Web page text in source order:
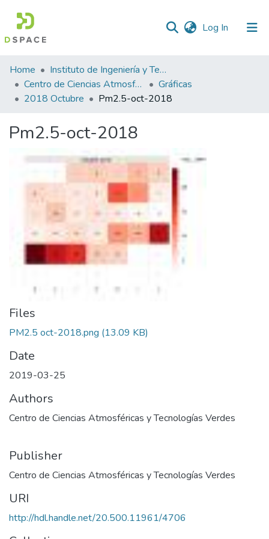
Log In (current)
Statistics
Home
Instituto de Ingeniería y Tecnología
Centro de Ciencias Atmosféricas y Tecnologías Verdes
Gráficas
2018 Octubre
Pm2.5-oct-2018
Pm2.5-oct-2018
Files
PM2.5 oct-2018.png (13.09 KB)
Date
2019-03-25
Authors
Centro de Ciencias Atmosféricas y Tecnologías Verdes
Publisher
Centro de Ciencias Atmosféricas y Tecnologías Verdes
URI
http://hdl.handle.net/20.500.11961/4706